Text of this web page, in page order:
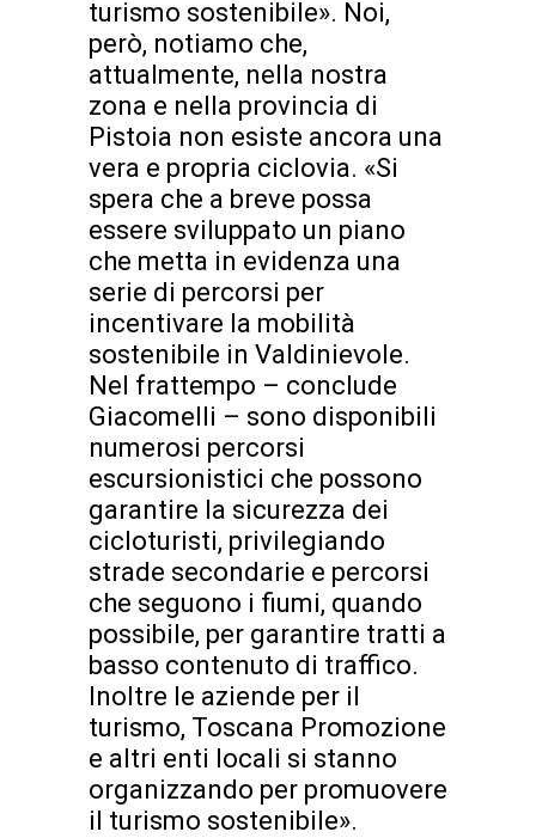
turismo sostenibile». Noi,
però, notiamo che,
attualmente, nella nostra
zona e nella provincia di
Pistoia non esiste ancora una
vera e propria ciclovia. «Si
spera che a breve possa
essere sviluppato un piano
che metta in evidenza una
serie di percorsi per
incentivare la mobilità
sostenibile in Valdinievole.
Nel frattempo – conclude
Giacomelli – sono disponibili
numerosi percorsi
escursionistici che possono
garantire la sicurezza dei
cicloturisti, privilegiando
strade secondarie e percorsi
che seguono i fiumi, quando
possibile, per garantire tratti a
basso contenuto di traffico.
Inoltre le aziende per il
turismo, Toscana Promozione
e altri enti locali si stanno
organizzando per promuovere
il turismo sostenibile».